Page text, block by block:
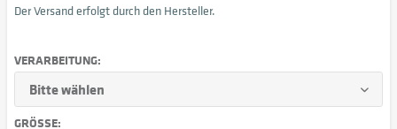
Der Versand erfolgt durch den Hersteller.
VERARBEITUNG:
GRÖSSE: